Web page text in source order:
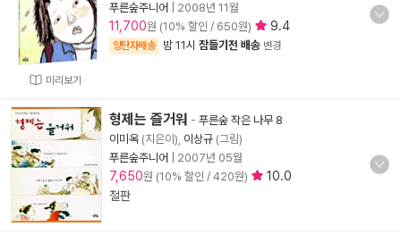
미리보기
푸른숲주니어
2008년 11월
11,700원 (10% 할인 / 650원) 9.4
양탄자배송 밤 11시 잠들기전 배송 변경
형제는 즐거워 - 푸른숲 작은 나무 8
이미옥 (지은이), 이상규 (그림)
푸른숲주니어
2007년 05월
7,650원 (10% 할인 / 420원)
10.0
절판